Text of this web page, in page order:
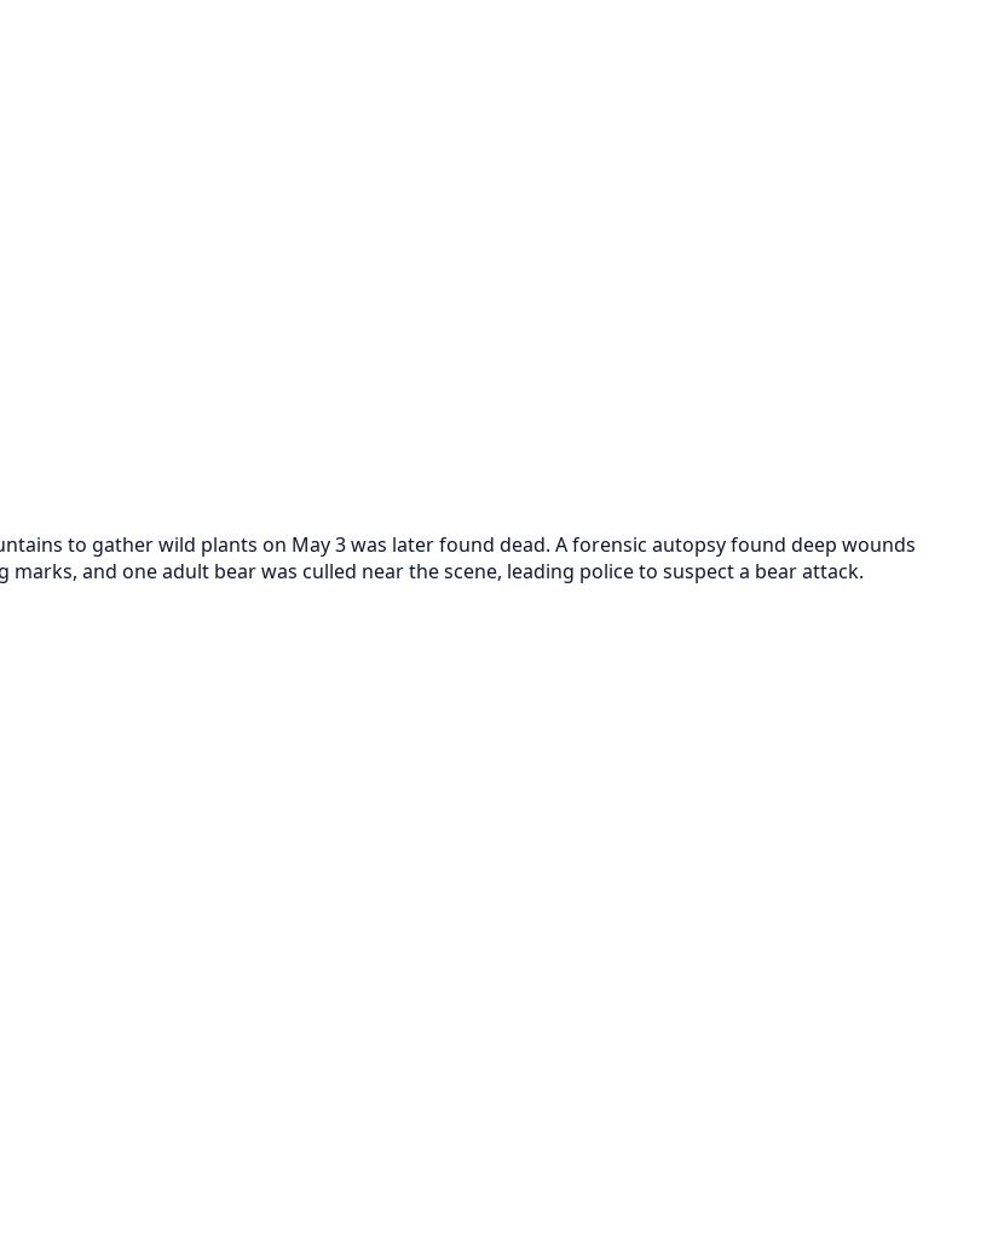
to gather wild plants on May 3 was later found dead. A forensic autopsy found deep wounds
and one adult bear was culled near the scene, leading police to suspect a bear attack.